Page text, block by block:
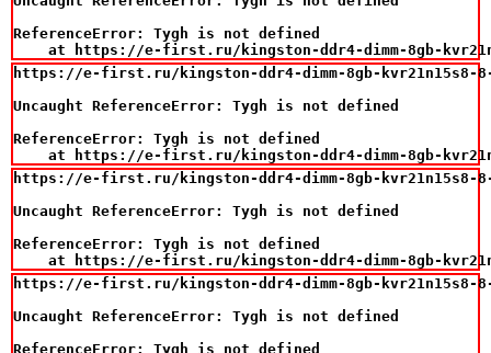
ReferenceError: Tygh is not defined
at https://e-first.ru/kingston-ddr4-dimm-8gb-
https://e-first.ru/kingston-ddr4-dimm-8gb-kvr21n15s8-8-
Uncaught ReferenceError: Tygh is not defined
ReferenceError: Tygh is not defined
at https://e-first.ru/kingston-ddr4-dimm-8gb-
https://e-first.ru/kingston-ddr4-dimm-8gb-kvr21n15s8-8-
Uncaught ReferenceError: Tygh is not defined
ReferenceError: Tygh is not defined
at https://e-first.ru/kingston-ddr4-dimm-8gb-
https://e-first.ru/kingston-ddr4-dimm-8gb-kvr21n15s8-8-
Uncaught ReferenceError: Tygh is not defined
ReferenceError: Tygh is not defined